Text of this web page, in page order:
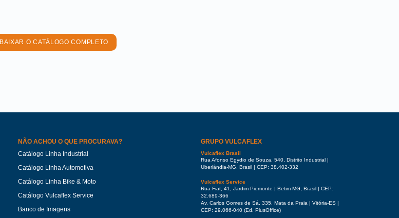
BAIXAR O CATÁLOGO COMPLETO
NÃO ACHOU O QUE PROCURAVA?
Catálogo Linha Industrial
Catálogo Linha Automotiva
Catálogo Linha Bike & Moto
Catálogo Vulcaflex Service
Banco de Imagens
GRUPO VULCAFLEX
Vulcaflex Brasil
Rua Afonso Egydio de Souza, 540, Distrito Industrial |
Uberlândia-MG, Brasil | CEP: 38.402-332
Vulcaflex Service
Rua Fiat, 41, Jardim Piemonte | Betim-MG, Brasil | CEP:
32.689-366
Av. Carlos Gomes de Sá, 335, Mata da Praia | Vitória-ES |
CEP: 29.066-040 (Ed. PlusOffice)